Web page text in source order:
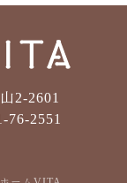
2-2601
2551